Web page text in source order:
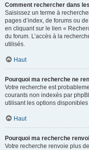
Comment rechercher dans
Saisissez un terme à
pages d’index, de forums ou
en cliquant sur le lien «
du forum. L’accès à la
utilisés.
Haut
Pourquoi ma recherche ne
Votre recherche est
courants non indexés par
utilisant les options
Haut
Pourquoi ma recherche
Votre recherche renvoie plus